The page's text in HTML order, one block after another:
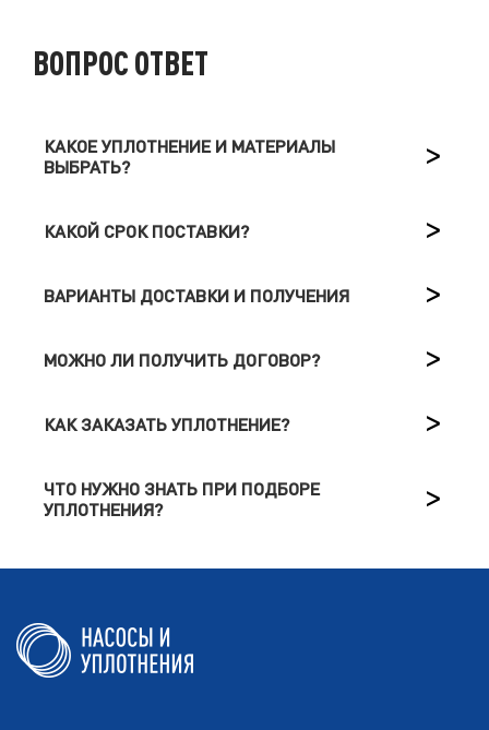
ВОПРОС ОТВЕТ
КАКОЕ УПЛОТНЕНИЕ И МАТЕРИАЛЫ
ВЫБРАТЬ?
КАКОЙ СРОК ПОСТАВКИ?
ВАРИАНТЫ ДОСТАВКИ И ПОЛУЧЕНИЯ
МОЖНО ЛИ ПОЛУЧИТЬ ДОГОВОР?
КАК ЗАКАЗАТЬ УПЛОТНЕНИЕ?
ЧТО НУЖНО ЗНАТЬ ПРИ ПОДБОРЕ
УПЛОТНЕНИЯ?